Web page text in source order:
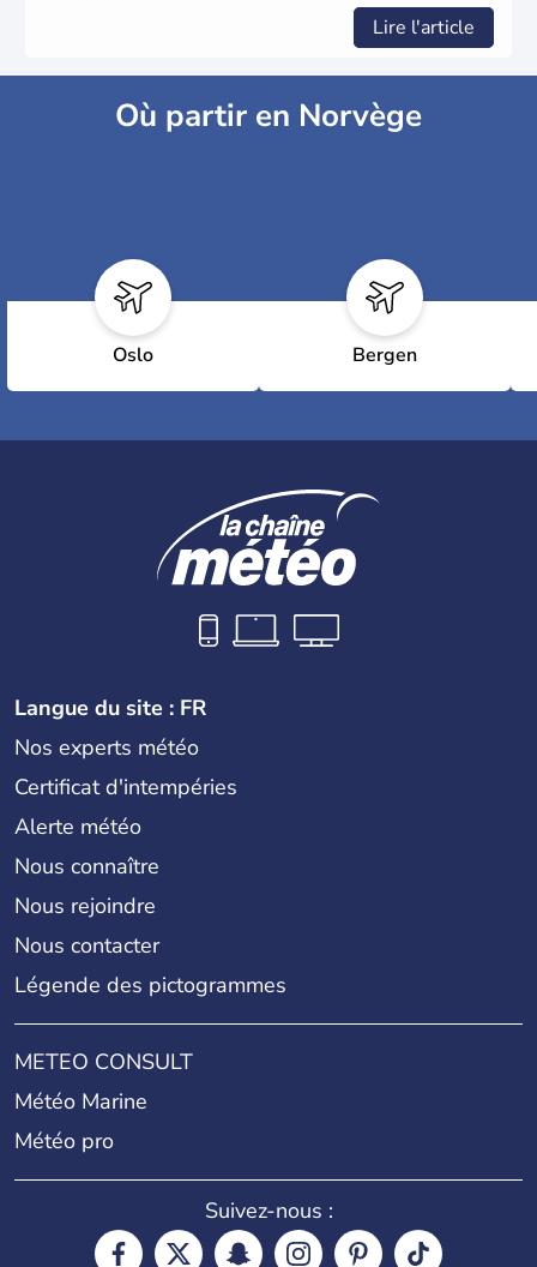
Lire l'article
Où partir en Norvège
Oslo Bergen
Langue du site : FR
Nos experts météo
Certificat d'intempéries
Alerte météo
Nous connaître
Nous rejoindre
Nous contacter
Légende des pictogrammes
METEO CONSULT
Météo Marine
Météo pro
Suivez-nous :